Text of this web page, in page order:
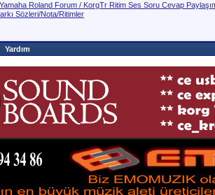
Roland Forum / KorgTr Ritim Ses Soru Cevap
Sözleri/Nota/Ritimler
Yardım